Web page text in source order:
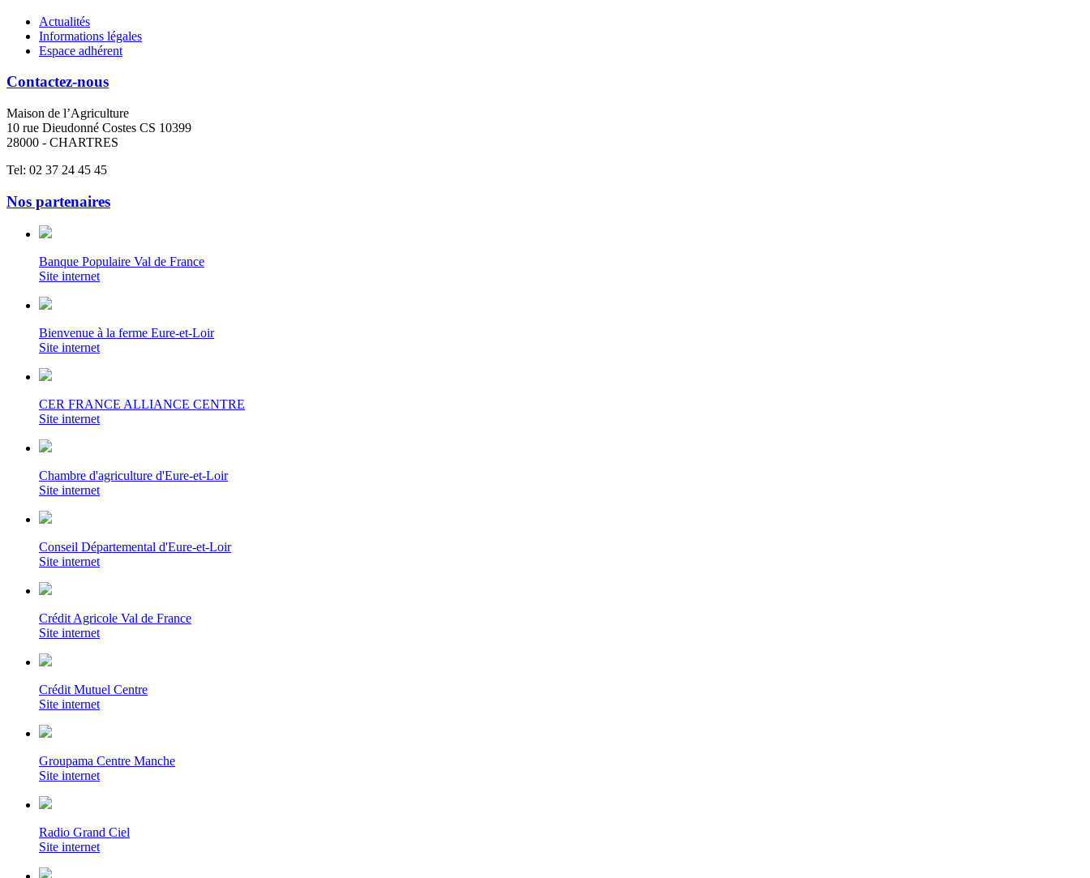
Actualités
Informations légales
Espace adhérent
Contactez-nous
Maison de l’Agriculture
10 rue Dieudonné Costes CS 10399
28000 - CHARTRES
Tel: 02 37 24 45 45
Nos partenaires
Banque Populaire Val de France
Site internet
Bienvenue à la ferme Eure-et-Loir
Site internet
CER FRANCE ALLIANCE CENTRE
Site internet
Chambre d'agriculture d'Eure-et-Loir
Site internet
Conseil Départemental d'Eure-et-Loir
Site internet
Crédit Agricole Val de France
Site internet
Crédit Mutuel Centre
Site internet
Groupama Centre Manche
Site internet
Radio Grand Ciel
Site internet